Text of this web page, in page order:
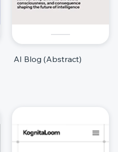
AI Blog (Abstract)